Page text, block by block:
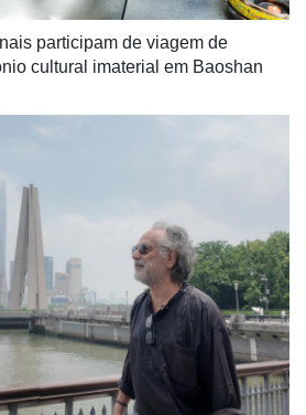
participam de viagem de
cultural imaterial em Baoshan